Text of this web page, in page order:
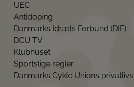
UEC
Antidoping
Danmarks Idræts Forbund (DIF)
DCU TV
Klubhuset
Sportslige regler
Danmarks Cykle Unions